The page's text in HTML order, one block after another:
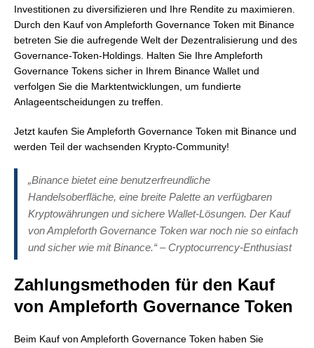
Investitionen zu diversifizieren und Ihre Rendite zu maximieren.
Durch den Kauf von Ampleforth Governance Token mit Binance
betreten Sie die aufregende Welt der Dezentralisierung und des
Governance-Token-Holdings. Halten Sie Ihre Ampleforth
Governance Tokens sicher in Ihrem Binance Wallet und
verfolgen Sie die Marktentwicklungen, um fundierte
Anlageentscheidungen zu treffen.
Jetzt kaufen Sie Ampleforth Governance Token mit Binance und
werden Teil der wachsenden Krypto-Community!
„Binance bietet eine benutzerfreundliche
Handelsoberfläche, eine breite Palette an verfügbaren
Kryptowährungen und sichere Wallet-Lösungen. Der Kauf
von Ampleforth Governance Token war noch nie so einfach
und sicher wie mit Binance.“ – Cryptocurrency-Enthusiast
Zahlungsmethoden für den Kauf
von Ampleforth Governance Token
Beim Kauf von Ampleforth Governance Token haben Sie